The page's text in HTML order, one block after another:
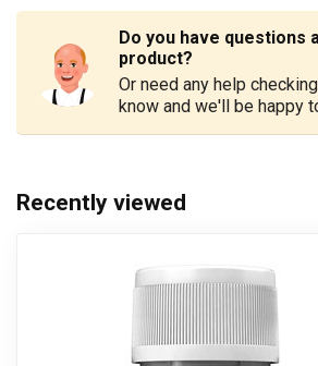
Do you have questions
product?
Or need any help
know and we'll be happy
Recently viewed